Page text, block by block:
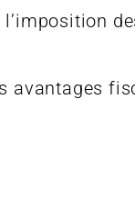
avantages